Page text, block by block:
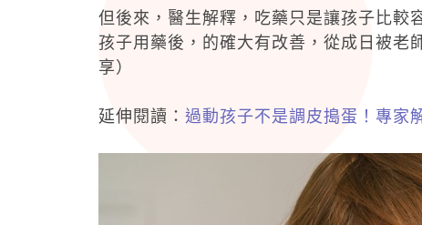
但後來，醫生解釋，吃藥只是讓孩子比較
孩子用藥後，的確大有改善，從成日被老
享）
延伸閱讀： 過動孩子不是調皮搗蛋！專家